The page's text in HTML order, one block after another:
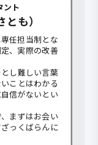
ント
も）
任担当制とな
、実際の改善
し難しい言葉
ことはわかる
信がないとい
まずはお会い
っくばらんに